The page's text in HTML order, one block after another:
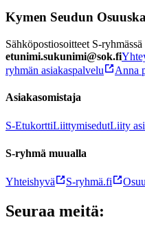
Kymen Seudun
Sähköpostiosoitteet S-
etunimi.sukunimi@sok.fi
ryhmän asiakaspalvelu
Anna
Asiakasomistaja
S-EtukorttiLiittymisedutLiity
S-ryhmä muualla
Yhteishyvä S-ryhmä.fi
Seuraa meitä: